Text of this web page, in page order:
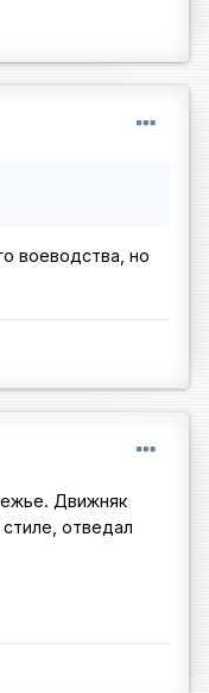
воеводства, но
Движняк
отведал